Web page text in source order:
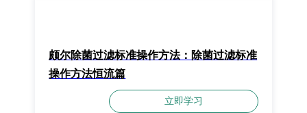
颇尔除菌过滤标准操作方法：除菌过滤标准
操作方法恒流篇
立即学习